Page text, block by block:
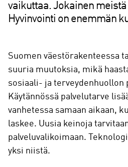
vaikuttaa. Jokainen
Hyvinvointi on enemmän
Suomen väestörakenteessa
suuria muutoksia, mikä
sosiaali- ja terveydenhuollon
Käytännössä palvelutarve
vanhetessa samaan aikaan,
laskee. Uusia keinoja
palveluvalikoimaan.
yksi niistä.